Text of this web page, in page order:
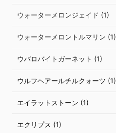
ウォーターメロンジェイド (1)
ウォーターメロントルマリン (1)
ウバロバイトガーネット (1)
ウルフヘアールチルクォーツ (1)
エイラットストーン (1)
エクリプス (1)